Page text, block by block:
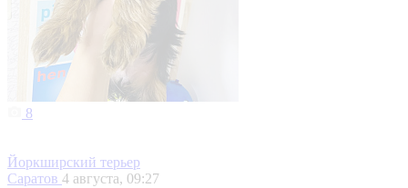
8
Йоркширский терьер
Саратов 4 августа, 09:27